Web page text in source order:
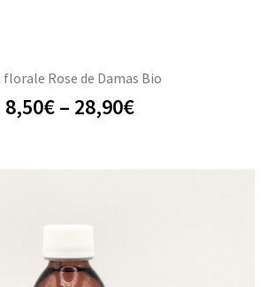
florale Rose de Damas Bio
8,50€– 28,90€